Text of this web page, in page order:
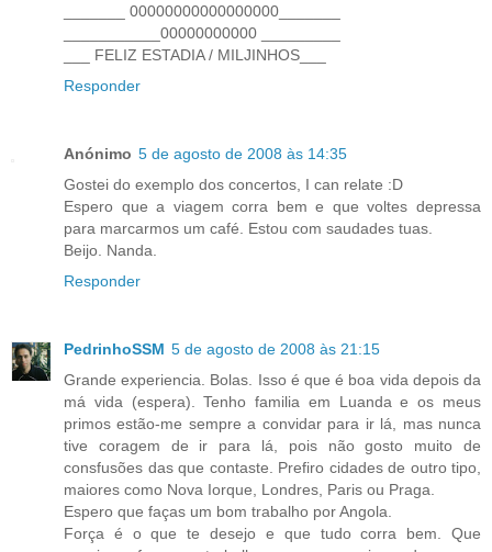
_______ 00000000000000000_______
___________00000000000 _________
___ FELIZ ESTADIA / MILJINHOS___
Responder
Anónimo 5 de agosto de 2008 às 14:35
Gostei do exemplo dos concertos, I can relate :D
Espero que a viagem corra bem e que voltes depressa
para marcarmos um café. Estou com saudades tuas.
Beijo. Nanda.
Responder
PedrinhoSSM 5 de agosto de 2008 às 21:15
Grande experiencia. Bolas. Isso é que é boa vida depois da
má vida (espera). Tenho familia em Luanda e os meus
primos estão-me sempre a convidar para ir lá, mas nunca
tive coragem de ir para lá, pois não gosto muito de
consfusões das que contaste. Prefiro cidades de outro tipo,
maiores como Nova Iorque, Londres, Paris ou Praga.
Espero que faças um bom trabalho por Angola.
Força é o que te desejo e que tudo corra bem. Que